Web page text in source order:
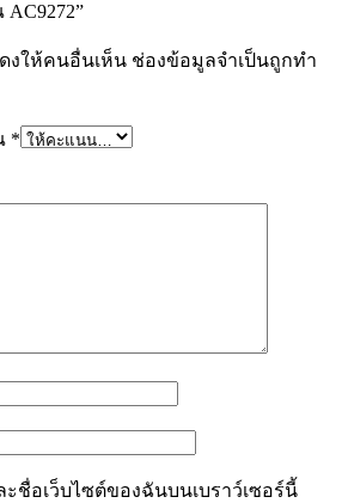
งให้คนอื่นเห็น ช่องข้อมูลจำเป็นถูกทำ
*
ชื่อเว็บไซต์ของฉันบนเบราว์เซอร์นี้